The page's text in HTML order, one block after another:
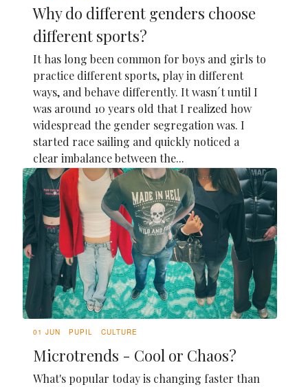
Why do different genders choose
different sports?
It has long been common for boys and girls to
practice different sports, play in different
ways, and behave differently. It wasn´t until I
was around 10 years old that I realized how
widespread the gender segregation was. I
started race sailing and quickly noticed a
clear imbalance between the...
01 JUN PUPIL CULTURE
Microtrends - Cool or Chaos?
What's popular today is changing faster than